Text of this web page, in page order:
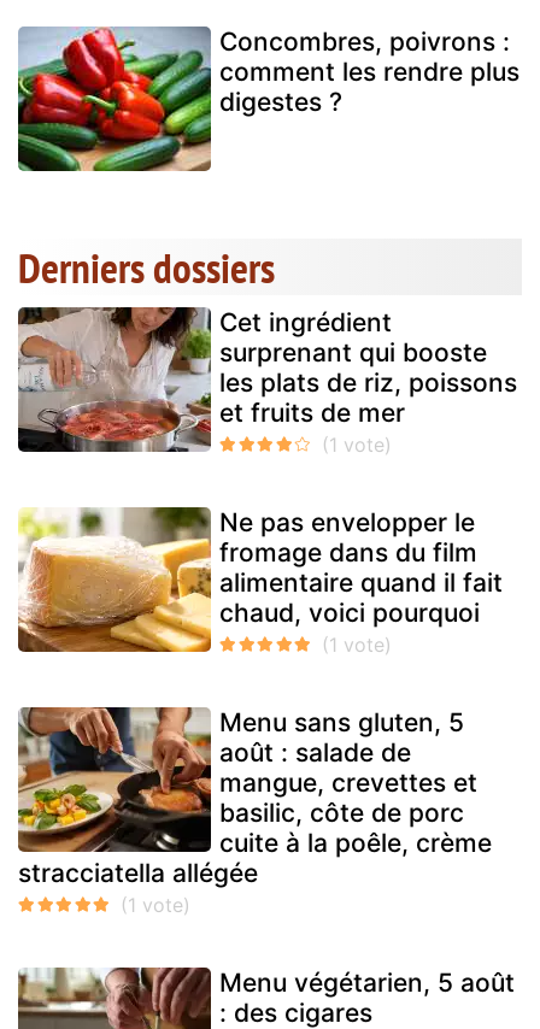
Concombres, poivrons :
comment les rendre plus
digestes ?
Derniers dossiers
Cet ingrédient
surprenant qui booste
les plats de riz, poissons
et fruits de mer
Ne pas envelopper le
fromage dans du film
alimentaire quand il fait
chaud, voici pourquoi
Menu sans gluten, 5
août : salade de
mangue, crevettes et
basilic, côte de porc
cuite à la poêle, crème
stracciatella allégée
Menu végétarien, 5 août
: des cigares